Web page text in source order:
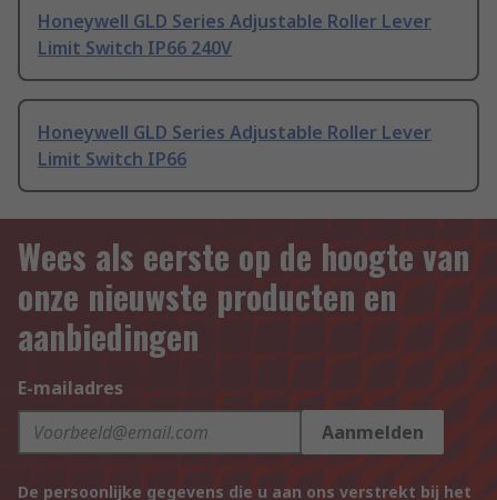
Honeywell GLD Series Adjustable Roller Lever
Limit Switch IP66 240V
Honeywell GLD Series Adjustable Roller Lever
Limit Switch IP66
Wees als eerste op de hoogte van
onze nieuwste producten en
aanbiedingen
E-mailadres
Aanmelden
De persoonlijke gegevens die u aan ons verstrekt bij het